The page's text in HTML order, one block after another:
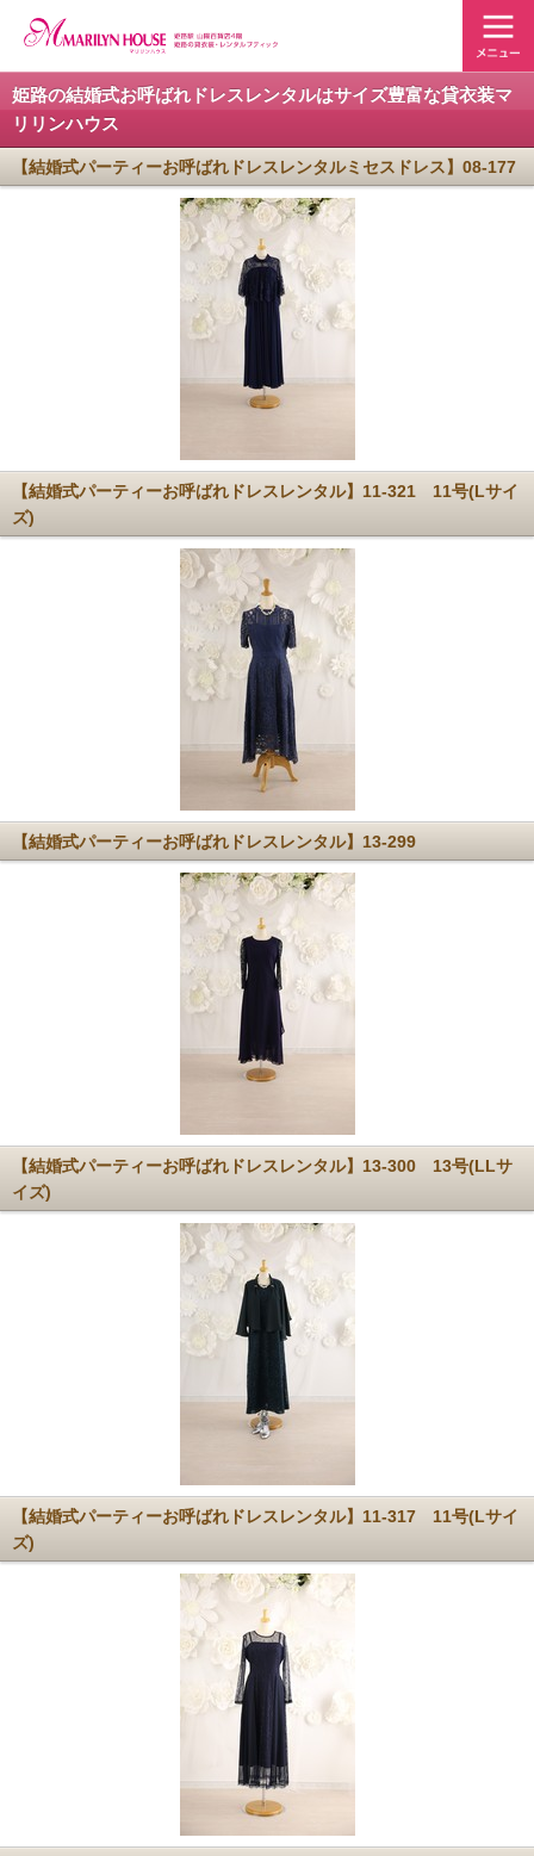
姫路の結婚式お呼ばれドレスレンタルはサイズ豊富な貸衣装マ
リリンハウス
【結婚式パーティーお呼ばれドレスレンタルミセスドレス】08-177
【結婚式パーティーお呼ばれドレスレンタル】11-321 11号(Lサイ
ズ)
【結婚式パーティーお呼ばれドレスレンタル】13-299
【結婚式パーティーお呼ばれドレスレンタル】13-300 13号(LLサ
イズ)
【結婚式パーティーお呼ばれドレスレンタル】11-317 11号(Lサイ
ズ)